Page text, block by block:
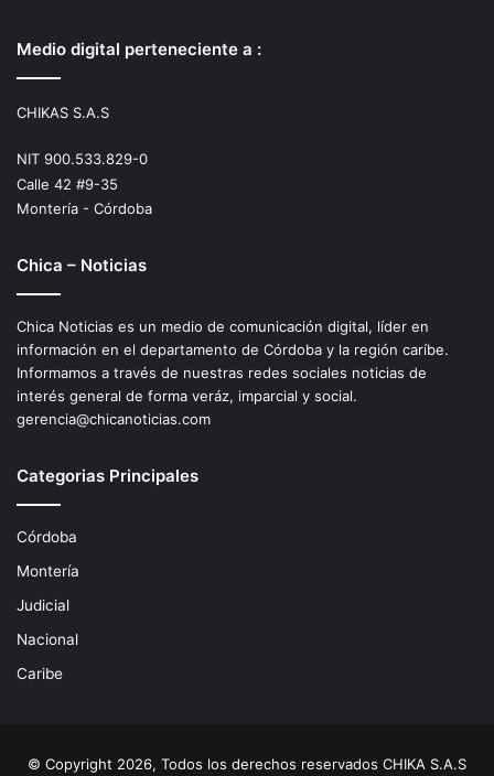
Medio digital perteneciente a :
CHIKAS S.A.S
NIT 900.533.829-0
Calle 42 #9-35
Montería - Córdoba
Chica – Noticias
Chica Noticias es un medio de comunicación digital, líder en
información en el departamento de Córdoba y la región caríbe.
Informamos a través de nuestras redes sociales noticias de
interés general de forma veráz, imparcial y social.
gerencia@chicanoticias.com
Categorias Principales
Córdoba
Montería
Judicial
Nacional
Caribe
© Copyright 2026, Todos los derechos reservados CHIKA S.A.S